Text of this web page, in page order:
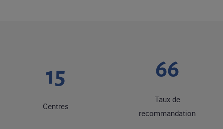
16
Centres
73
Taux de
recommandation